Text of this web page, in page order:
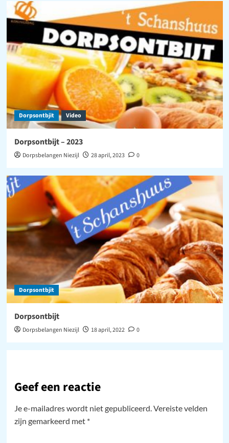
Dorpsontbjit Video
Dorpsontbijt – 2023
Dorpsbelangen Niezijl 28 april, 2023 0
Dorpsontbjit
Dorpsontbijt
Dorpsbelangen Niezijl 18 april, 2022 0
Geef een reactie
Je e-mailadres wordt niet gepubliceerd.Vereiste velden
zijn gemarkeerd met *